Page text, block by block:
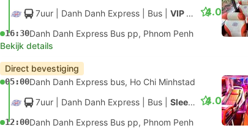
7uur | Danh Danh Express Bus VIP Bus
16:30Danh Danh Express Bus pp, Phnom Penh
4.0
Bekijk details
Direct bevestiging
05:00Danh Danh Express bus, Ho Chi Minhstad
7uur | Danh Danh Express Bus Sleeper Bus
12:00Danh Danh Express Bus pp, Phnom Penh
4.0